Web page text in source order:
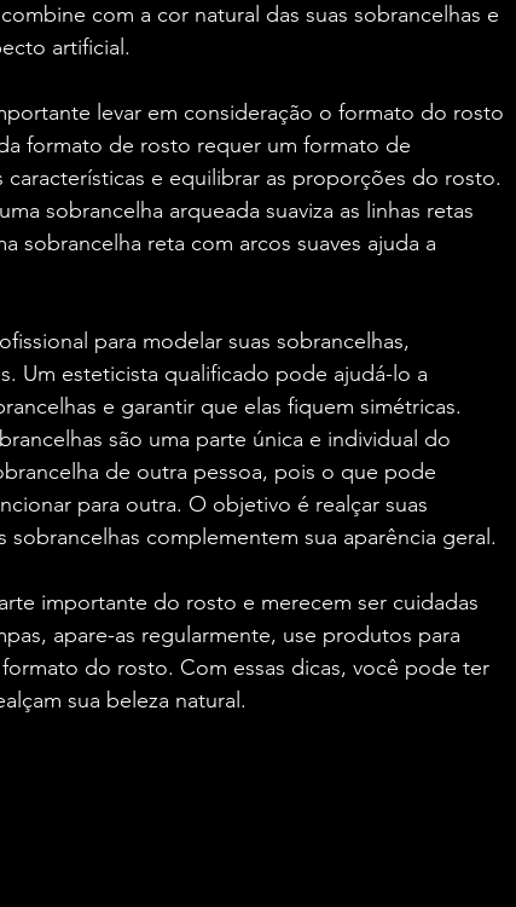
com a cor natural das suas sobrancelhas e
artificial.
levar em consideração o formato do rosto
formato de rosto requer um formato de
características e equilibrar as proporções do rosto.
sobrancelha arqueada suaviza as linhas retas
sobrancelha reta com arcos suaves ajuda a
para modelar suas sobrancelhas,
Um esteticista qualificado pode ajudá-lo a
e garantir que elas fiquem simétricas.
são uma parte única e individual do
de outra pessoa, pois o que pode
para outra. O objetivo é realçar suas
sobrancelhas complementem sua aparência geral.
importante do rosto e merecem ser cuidadas
apare-as regularmente, use produtos para
do rosto. Com essas dicas, você pode ter
sua beleza natural.